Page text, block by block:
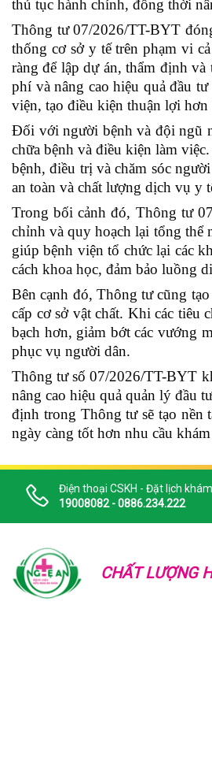
thủ tục hành chính, đồng thời
Thông tư 07/2026/TT-BYT
thống cơ sở y tế trên phạm vi
ràng để lập dự án, thẩm định
phí và nâng cao hiệu quả đầu
viện, tạo điều kiện thuận lợi
Đối với người bệnh và đội ngũ
chữa bệnh và điều kiện làm
bệnh, điều trị và chăm sóc
an toàn và chất lượng dịch vụ y
Trong bối cảnh đó, Thông tư
chỉnh và quy hoạch lại tổng thể
giúp bệnh viện tổ chức lại các
cách khoa học, đảm bảo luồng
Bên cạnh đó, Thông tư cũng
cấp cơ sở vật chất. Khi các tiêu
bạch hơn, giảm bớt các vướng
phục vụ người dân.
Thông tư số 07/2026/TT-BYT
nâng cao hiệu quả quản lý đầu
định trong Thông tư sẽ tạo nền
ngày càng tốt hơn nhu cầu
Điện thoại CSKH - Đặt lịch khám
19008082 - 0886.234.222
CHẤT LƯỢNG